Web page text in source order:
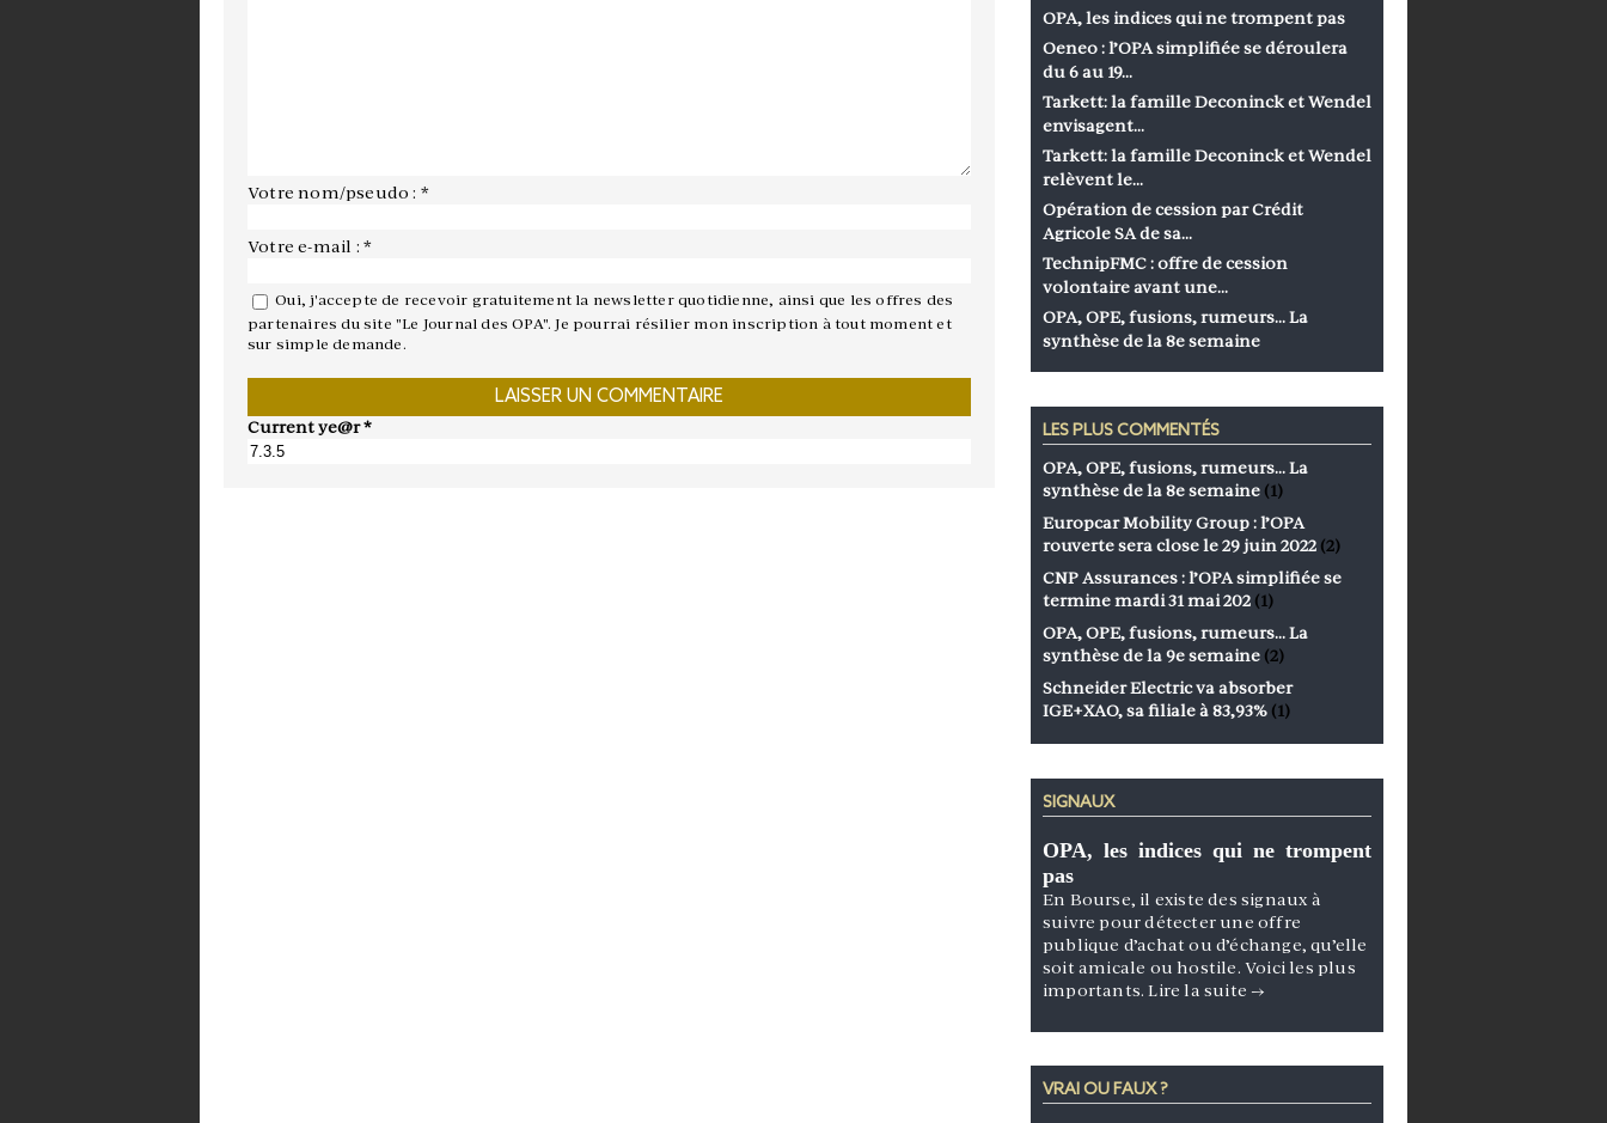
Votre nom/pseudo : *
Votre e-mail : *
Oui, j'accepte de recevoir gratuitement la newsletter quotidienne, ainsi que les offres des
partenaires du site "Le Journal des OPA". Je pourrai résilier mon inscription à tout moment et
sur simple demande.
Current ye@r*
OPA, les indices qui ne trompent pas
Oeneo : l’OPA simplifiée se déroulera
du 6 au 19…
Tarkett: la famille Deconinck et Wendel
envisagent…
Tarkett: la famille Deconinck et Wendel
relèvent le…
Opération de cession par Crédit
Agricole SA de sa…
TechnipFMC : offre de cession
volontaire avant une…
OPA, OPE, fusions, rumeurs… La
synthèse de la 8e semaine
LES PLUS COMMENTÉS
OPA, OPE, fusions, rumeurs… La
synthèse de la 8e semaine (1)
Europcar Mobility Group : l’OPA
rouverte sera close le 29 juin 2022 (2)
CNP Assurances : l’OPA simplifiée se
termine mardi 31 mai 202 (1)
OPA, OPE, fusions, rumeurs… La
synthèse de la 9e semaine (2)
Schneider Electric va absorber
IGE+XAO, sa filiale à 83,93% (1)
SIGNAUX
OPA, les indices qui ne trompent
pas
En Bourse, il existe des signaux à
suivre pour détecter une offre
publique d’achat ou d’échange, qu’elle
soit amicale ou hostile. Voici les plus
importants.Lire la suite →
VRAI OU FAUX ?